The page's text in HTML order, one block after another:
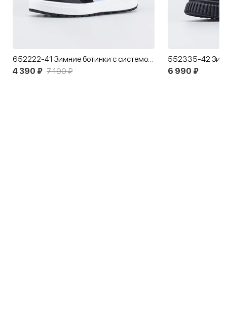
652222-41 Зимние ботинки с системой быстрой шнуровки
4 390 ₽ 7 190 ₽ 6 990 ₽